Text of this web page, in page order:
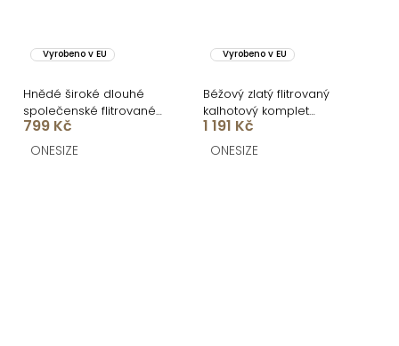
Vyrobeno v EU
Hnědé široké dlouhé
společenské flitrované
kalhoty NULDIRA
799 Kč
ONESIZE
Vyrobeno v EU
Béžový zlatý flitrovaný
kalhotový komplet
BEMARI
1 191 Kč
ONESIZE